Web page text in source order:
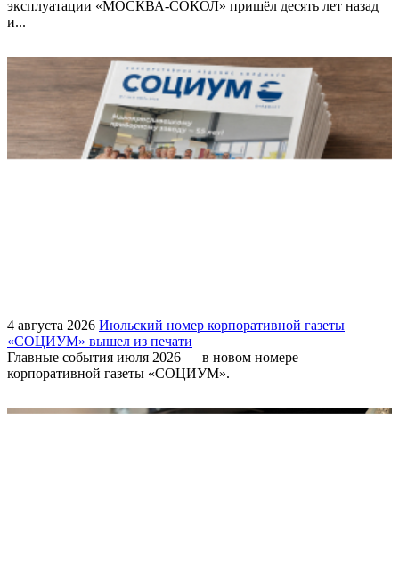
эксплуатации «МОСКВА-СОКОЛ» пришёл десять лет назад
и...
4 августа 2026 Июльский номер корпоративной газеты
«СОЦИУМ» вышел из печати
Главные события июля 2026 — в новом номере
корпоративной газеты «СОЦИУМ».